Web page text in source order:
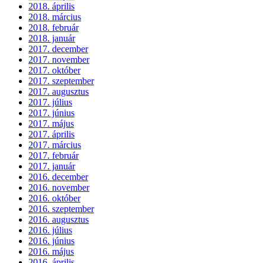
2018. április
2018. március
2018. február
2018. január
2017. december
2017. november
2017. október
2017. szeptember
2017. augusztus
2017. július
2017. június
2017. május
2017. április
2017. március
2017. február
2017. január
2016. december
2016. november
2016. október
2016. szeptember
2016. augusztus
2016. július
2016. június
2016. május